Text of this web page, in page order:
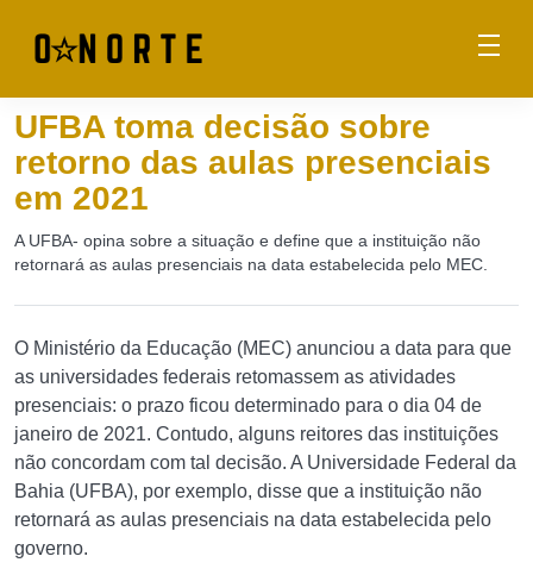
UFBA toma decisão sobre
retorno das aulas presenciais
em 2021
A UFBA- opina sobre a situação e define que a instituição não
retornará as aulas presenciais na data estabelecida pelo MEC.
O Ministério da Educação (MEC) anunciou a data para que
as universidades federais retomassem as atividades
presenciais: o prazo ficou determinado para o dia 04 de
janeiro de 2021. Contudo, alguns reitores das instituições
não concordam com tal decisão. A Universidade Federal da
Bahia (UFBA), por exemplo, disse que a instituição não
retornará as aulas presenciais na data estabelecida pelo
governo.